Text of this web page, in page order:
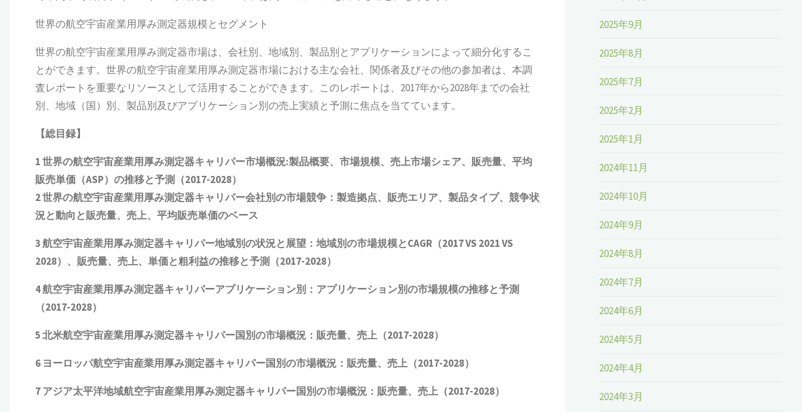
世界の航空宇宙産業用厚み測定器規模とセグメント
世界の航空宇宙産業用厚み測定器市場は、会社別、地域別、製品別とアプリケーションによって細分化するこ
とができます。世界の航空宇宙産業用厚み測定器市場における主な会社、関係者及びその他の参加者は、本調
査レポートを重要なリソースとして活用することができます。このレポートは、2017年から2028年までの会社
別、地域（国）別、製品別及びアプリケーション別の売上実績と予測に焦点を当てています。
【総目録】
1世界の航空宇宙産業用厚み測定器キャリパー市場概況:製品概要、市場規模、売上市場シェア、販売量、平均
販売単価（ASP）の推移と予測（2017-2028）
2世界の航空宇宙産業用厚み測定器キャリパー会社別の市場競争：製造拠点、販売エリア、製品タイプ、競争状
況と動向 と販売量、売上、平均販売単価のベース
3航空宇宙産業用厚み測定器キャリパー地域別の状況と展望：地域別の市場規模とCAGR（2017 VS 2021 VS
2028）、販売量、売上、単価と粗利益の推移と予測（2017-2028）
4航空宇宙産業用厚み測定器キャリパーアプリケーション別：アプリケーション別の市場規模の推移と予測
（2017-2028）
5北米航空宇宙産業用厚み測定器キャリパー国別の市場概況：販売量、売上（2017-2028）
6 ヨーロッパ航空宇宙産業用厚み測定器キャリパー国別の市場概況：販売量、売上（2017-2028）
7アジア太平洋地域航空宇宙産業用厚み測定器キャリパー国別の市場概況：販売量、売上（2017-2028）
2025年9月
2025年8月
2025年7月
2025年2月
2025年1月
2024年11月
2024年10月
2024年9月
2024年8月
2024年7月
2024年6月
2024年5月
2024年4月
2024年3月